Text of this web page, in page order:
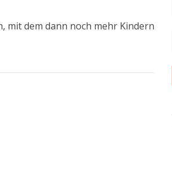
mit dem dann noch mehr Kindern